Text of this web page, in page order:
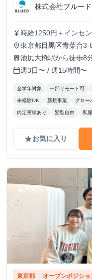
株式会社ブルード
currency_yen 時給1250円＋インセ
place東京都目黒区青葉台
train池尻大橋駅から徒歩8
calendar_today週3日〜 / 週15時間〜
全学年対象 一部リモート可
未経験OK 新規事業 グロー
内定実績あり 髪型自由 私
gradeお気に入り
東京都 オープンポジショ